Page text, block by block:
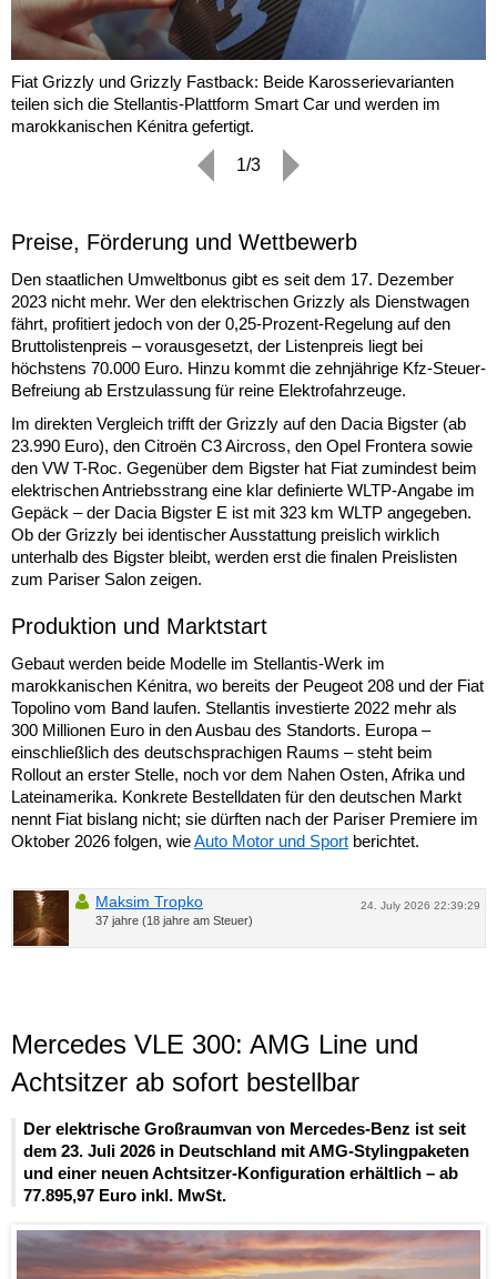
Fiat Grizzly und Grizzly Fastback: Beide Karosserievarianten
teilen sich die Stellantis-Plattform Smart Car und werden im
marokkanischen Kénitra gefertigt.
1/3
Preise, Förderung und Wettbewerb
Den staatlichen Umweltbonus gibt es seit dem 17. Dezember
2023 nicht mehr. Wer den elektrischen Grizzly als Dienstwagen
fährt, profitiert jedoch von der 0,25-Prozent-Regelung auf den
Bruttolistenpreis – vorausgesetzt, der Listenpreis liegt bei
höchstens 70.000 Euro. Hinzu kommt die zehnjährige Kfz-Steuer-
Befreiung ab Erstzulassung für reine Elektrofahrzeuge.
Im direkten Vergleich trifft der Grizzly auf den Dacia Bigster (ab
23.990 Euro), den Citroën C3 Aircross, den Opel Frontera sowie
den VW T-Roc. Gegenüber dem Bigster hat Fiat zumindest beim
elektrischen Antriebsstrang eine klar definierte WLTP-Angabe im
Gepäck – der Dacia Bigster E ist mit 323 km WLTP angegeben.
Ob der Grizzly bei identischer Ausstattung preislich wirklich
unterhalb des Bigster bleibt, werden erst die finalen Preislisten
zum Pariser Salon zeigen.
Produktion und Marktstart
Gebaut werden beide Modelle im Stellantis-Werk im
marokkanischen Kénitra, wo bereits der Peugeot 208 und der Fiat
Topolino vom Band laufen. Stellantis investierte 2022 mehr als
300 Millionen Euro in den Ausbau des Standorts. Europa –
einschließlich des deutschsprachigen Raums – steht beim
Rollout an erster Stelle, noch vor dem Nahen Osten, Afrika und
Lateinamerika. Konkrete Bestelldaten für den deutschen Markt
nennt Fiat bislang nicht; sie dürften nach der Pariser Premiere im
Oktober 2026 folgen, wieAuto Motor und Sport berichtet.
24. July 2026 22:39:29
Maksim Tropko
37 jahre (18 jahre am Steuer)
Mercedes VLE 300: AMG Line und
Achtsitzer ab sofort bestellbar
Der elektrische Großraumvan von Mercedes-Benz ist seit
dem 23. Juli 2026 in Deutschland mit AMG-Stylingpaketen
und einer neuen Achtsitzer-Konfiguration erhältlich – ab
77.895,97 Euro inkl. MwSt.